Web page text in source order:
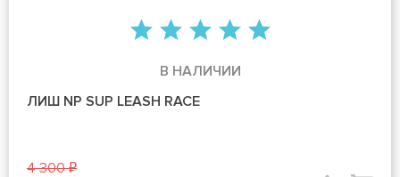
В НАЛИЧИИ
ЛИШ NP SUP LEASH RACE
4 300 ₽